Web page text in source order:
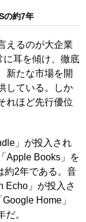
の約7年
えるのが大企業
に耳を傾け、徹底
新たな市場を開
している。しか
れほど先行優位
」が投入され
Apple Books」を
約2年である。音
Echo」が投入さ
Home」
。